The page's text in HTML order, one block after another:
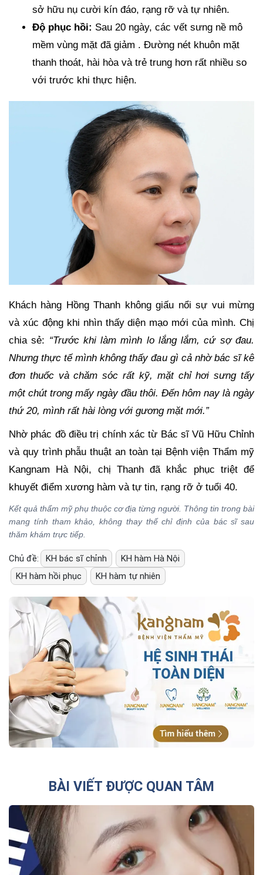
sở hữu nụ cười kín đáo, rạng rỡ và tự nhiên.
Độ phục hồi: Sau 20 ngày, các vết sưng nề mô
mềm vùng mặt đã giảm . Đường nét khuôn mặt
thanh thoát, hài hòa và trẻ trung hơn rất nhiều so
với trước khi thực hiện.
Khách hàng Hồng Thanh không giấu nổi sự vui mừng
và xúc động khi nhìn thấy diện mạo mới của mình. Chị
chia sẻ: “Trước khi làm mình lo lắng lắm, cứ sợ đau.
Nhưng thực tế mình không thấy đau gì cả nhờ bác sĩ kê
đơn thuốc và chăm sóc rất kỹ, mặt chỉ hơi sưng tấy
một chút trong mấy ngày đầu thôi. Đến hôm nay là ngày
thứ 20, mình rất hài lòng với gương mặt mới.”
Nhờ phác đồ điều trị chính xác từ Bác sĩ Vũ Hữu Chỉnh
và quy trình phẫu thuật an toàn tại Bệnh viện Thẩm mỹ
Kangnam Hà Nội, chị Thanh đã khắc phục triệt để
khuyết điểm xương hàm và tự tin, rạng rỡ ở tuổi 40.
Kết quả thẩm mỹ phụ thuộc cơ địa từng người. Thông tin trong bài
mang tính tham khảo, không thay thế chỉ định của bác sĩ sau
thăm khám trực tiếp.
Chủ đề: KH bác sĩ chỉnh
KH hàm Hà Nội
KH hàm hồi phục
KH hàm tự nhiên
BÀI VIẾT ĐƯỢC QUAN TÂM